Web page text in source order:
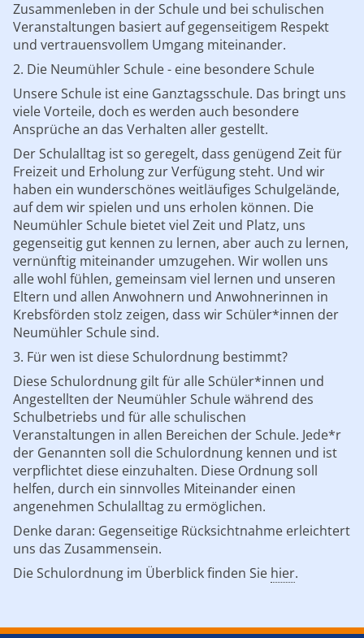
Zusammenleben in der Schule und bei schulischen
Veranstaltungen basiert auf gegenseitigem Respekt
und vertrauensvollem Umgang miteinander.
2. Die Neumühler Schule - eine besondere Schule
Unsere Schule ist eine Ganztagsschule. Das bringt uns
viele Vorteile, doch es werden auch besondere
Ansprüche an das Verhalten aller gestellt.
Der Schulalltag ist so geregelt, dass genügend Zeit für
Freizeit und Erholung zur Verfügung steht. Und wir
haben ein wunderschönes weitläufiges Schulgelände,
auf dem wir spielen und uns erholen können. Die
Neumühler Schule bietet viel Zeit und Platz, uns
gegenseitig gut kennen zu lernen, aber auch zu lernen,
vernünftig miteinander umzugehen. Wir wollen uns
alle wohl fühlen, gemeinsam viel lernen und unseren
Eltern und allen Anwohnern und Anwohnerinnen in
Krebsförden stolz zeigen, dass wir Schüler*innen der
Neumühler Schule sind.
3. Für wen ist diese Schulordnung bestimmt?
Diese Schulordnung gilt für alle Schüler*innen und
Angestellten der Neumühler Schule während des
Schulbetriebs und für alle schulischen
Veranstaltungen in allen Bereichen der Schule. Jede*r
der Genannten soll die Schulordnung kennen und ist
verpflichtet diese einzuhalten. Diese Ordnung soll
helfen, durch ein sinnvolles Miteinander einen
angenehmen Schulalltag zu ermöglichen.
Denke daran: Gegenseitige Rücksichtnahme erleichtert
uns das Zusammensein.
Die Schulordnung im Überblick finden Sie hier.